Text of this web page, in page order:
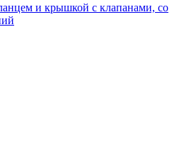
и крышкой с клапанами, со